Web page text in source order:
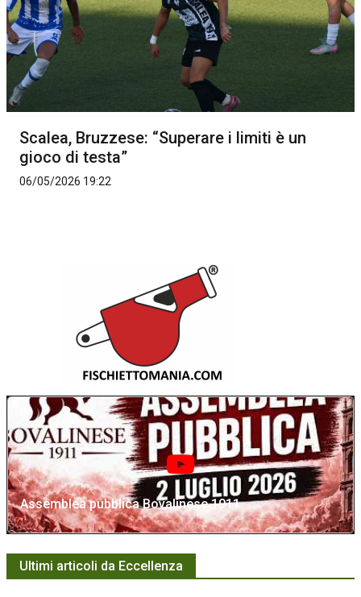
Scalea, Bruzzese: “Superare i limiti è un
gioco di testa”
06/05/2026 19:22
Assemblea pubblica Bovalinese 1911
Ultimi articoli da Eccellenza